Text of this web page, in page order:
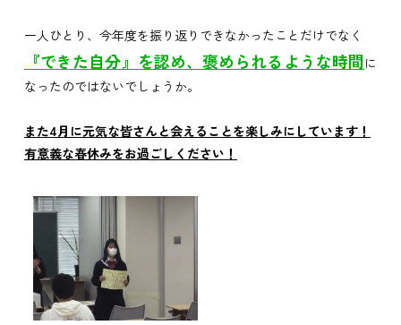
一人ひとり、今年度を振り返りできなかったことだけでなく
『できた自分』を認め、褒められるような時間に
なったのではないでしょうか。
また4月に元気な皆さんと会えることを楽しみにしています！
有意義な春休みをお過ごしください！